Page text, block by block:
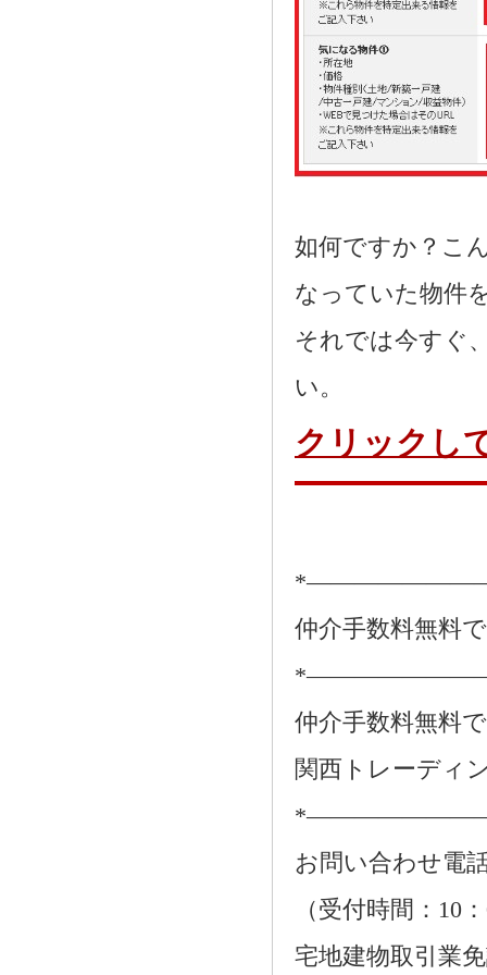
如何ですか？こ
なっていた物件
それでは今すぐ
い。
クリックし
仲介手数料無料
仲介手数料無料
関西トレーディ
お問い合わせ電
（受付時間：10
宅地建物取引業